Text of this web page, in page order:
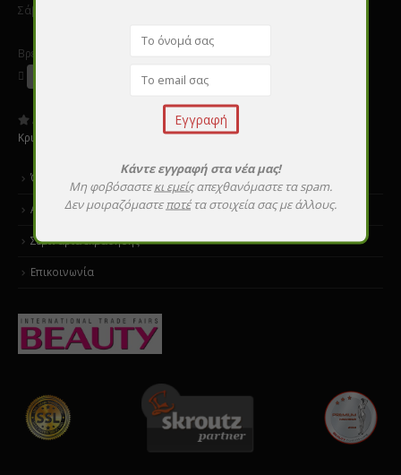
Σάββατο 10:00 - 16:00
Βρείτε μας σε Social Media
Κριτικές
Όροι χρήσης
Αποστολές & επιστροφές
Σεμινάρια εκμάθησης
Επικοινωνία
Κάντε εγγραφή στα νέα μας!
Μη φοβόσαστεκι εμείςαπεχθανόμαστε τα spam.
Δεν μοιραζόμαστεποτέτα στοιχεία σας με άλλους.